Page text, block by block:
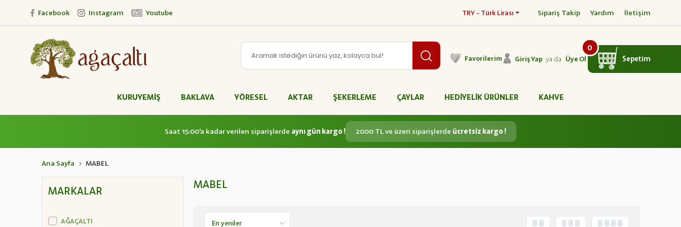
Facebook Instagram Youtube TRY - Türk Lirası Sipariş Takip Yardım İletişim
Favorilerim Giriş Yap ya da Üye Ol
0
Sepetim
KURUYEMİŞ BAKLAVA YÖRESEL AKTAR ŞEKERLEME ÇAYLAR HEDİYELİK ÜRÜNLER KAHVE
Saat 15:00'a kadar verilen siparişlerde aynı gün kargo ! 2000 TL ve üzeri siparişlerde ücretsiz kargo !
Ana Sayfa MABEL
MARKALAR
AĞAÇALTI
MABEL